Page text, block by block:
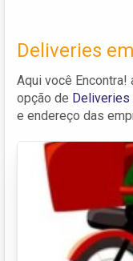
Deliveries
Aqui você
opção de Deliveries
e endereço das